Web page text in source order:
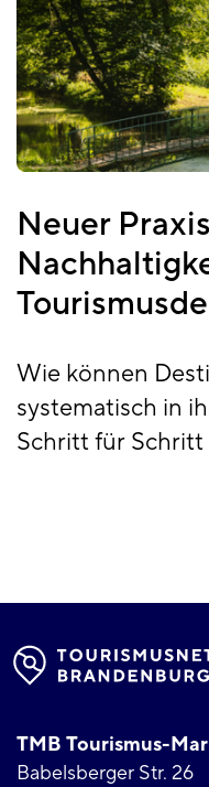
Neuer
Wie können
systematisch in
Schritt für Schritt
TMB Tourismus-
Babelsberger Str. 26